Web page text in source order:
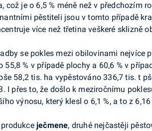
což je o 6,5 % méně než v předchozím
pěstiteli jsou v tomto případě
více než třetina veškeré sklizně
se pokles mezi obilovinami nejvíce
55,8 % v případě plochy a 60,6 % v
58,2 tis. ha vypěstováno 336,7 tis. t
I přes to, že došlo k meziročnímu
výnosu, který klesl o 6,1 %, a to z
ječmene, druhé nejčastěji